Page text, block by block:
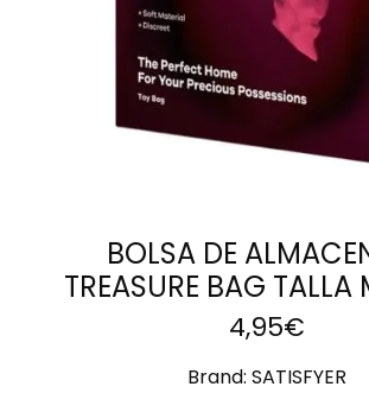
BOLSA DE
TREASURE BAG TALLA
4,95€
Brand: SATISFYER